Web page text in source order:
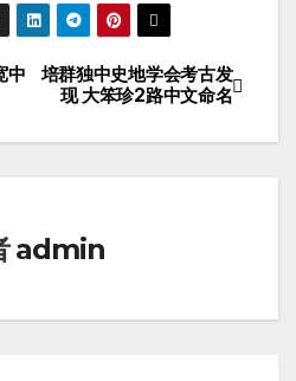
培群独中史地学会考古发
现 大笨珍2路中文命名
中
admin